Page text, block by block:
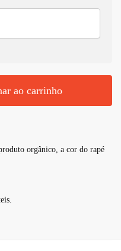
ao carrinho
orgânico, a cor do rapé